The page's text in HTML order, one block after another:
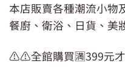
本店販賣各種潮流小物
餐廚、衛浴、日貨、美
⚠️⚠️全館購買🈵399元